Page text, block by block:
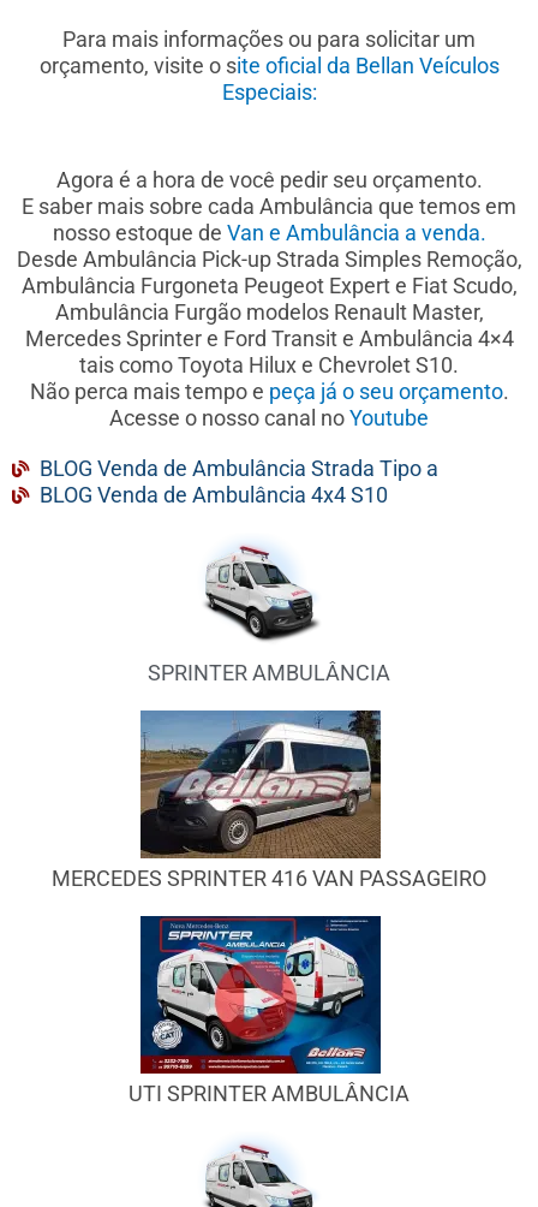
Para mais informações ou para solicitar um
orçamento, visite o site oficial da Bellan Veículos
Especiais:
Agora é a hora de você pedir seu orçamento.
E saber mais sobre cada Ambulância que temos em
nosso estoque de Van e Ambulância a venda.
Desde Ambulância Pick-up Strada Simples Remoção,
Ambulância Furgoneta Peugeot Expert e Fiat Scudo,
Ambulância Furgão modelos Renault Master,
Mercedes Sprinter e Ford Transit e Ambulância 4×4
tais como Toyota Hilux e Chevrolet S10.
Não perca mais tempo e peça já o seu orçamento.
Acesse o nosso canal noYoutube
BLOG Venda de Ambulância Strada Tipo a
BLOG Venda de Ambulância 4x4 S10
SPRINTER AMBULÂNCIA
MERCEDES SPRINTER 416 VAN PASSAGEIRO
UTI SPRINTER AMBULÂNCIA